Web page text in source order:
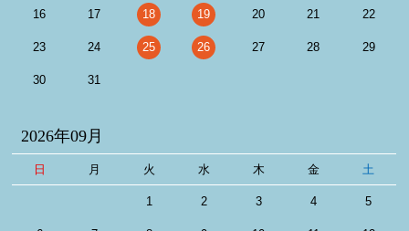
16 17 18 19 20 21 22
23 24 25 26 27 28 29
30 31
2026年09月
日 月 火 水 木 金 土
1 2 3 4 5